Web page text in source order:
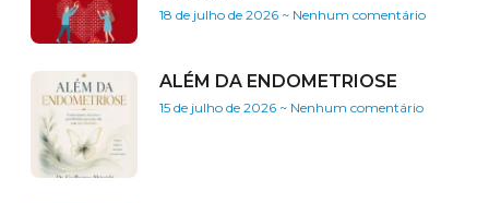
18 de julho de 2026 Nenhum comentário
ALÉM DA ENDOMETRIOSE
15 de julho de 2026 Nenhum comentário